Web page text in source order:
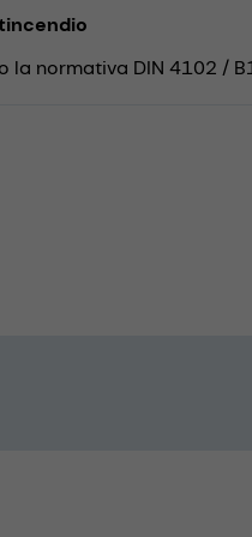
la normativa DIN 4102 /